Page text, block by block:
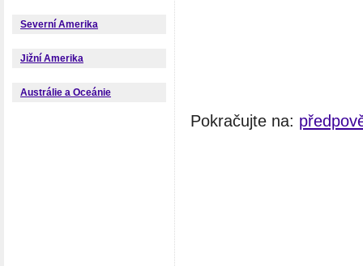
Severní Amerika
Jižní Amerika
Austrálie a Oceánie
Pokračujte na: